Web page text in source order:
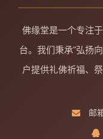
佛缘堂是一个专注
台。我们秉承"弘扬
户提供礼佛祈福、
邮